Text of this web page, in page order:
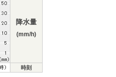
降水量
(mm/h)
時刻